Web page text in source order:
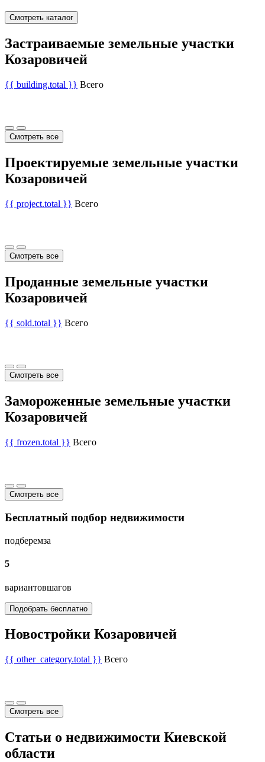
Смотреть каталог
Застраиваемые земельные участки
Козаровичей
{{ building.total }} Всего
Смотреть все
Проектируемые земельные участки
Козаровичей
{{ project.total }} Всего
Смотреть все
Проданные земельные участки
Козаровичей
{{ sold.total }} Всего
Смотреть все
Замороженные земельные участки
Козаровичей
{{ frozen.total }} Всего
Смотреть все
Бесплатный подбор недвижимости
подберемза
5
вариантовшагов
Подобрать бесплатно
Новостройки Козаровичей
{{ other_category.total }} Всего
Смотреть все
Статьи о недвижимости Киевской
области